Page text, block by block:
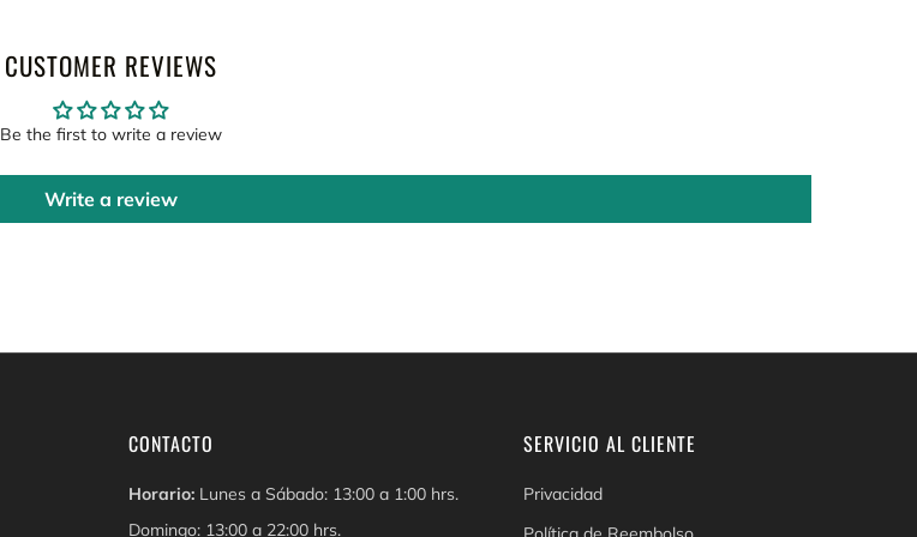
CUSTOMER REVIEWS
Be the first to write a review
Write a review
CONTACTO
Horario: Lunes a Sábado: 13:00 a 1:00 hrs.
Domingo: 13:00 a 22:00 hrs.
SERVICIO AL CLIENTE
Privacidad